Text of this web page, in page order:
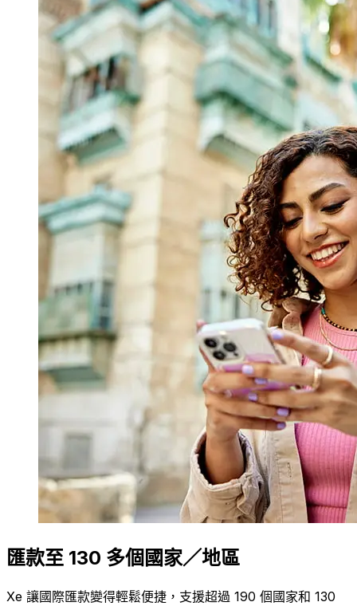
匯款至 130 多個國家／地區
Xe 讓國際匯款變得輕鬆便捷，支援超過 190 個國家和 130